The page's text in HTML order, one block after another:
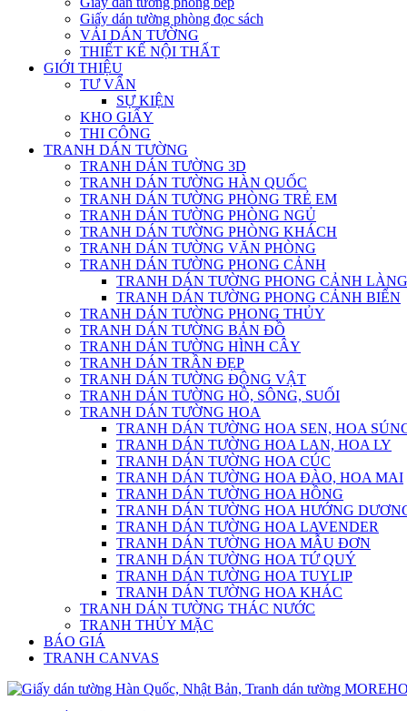
Giấy dán tường phòng đọc sách
VẢI DÁN TƯỜNG
THIẾT KẾ NỘI THẤT
GIỚI THIỆU
TƯ VẤN
SỰ KIỆN
KHO GIẤY
THI CÔNG
TRANH DÁN TƯỜNG
TRANH DÁN TƯỜNG 3D
TRANH DÁN TƯỜNG HÀN QUỐC
TRANH DÁN TƯỜNG PHÒNG TRẺ EM
TRANH DÁN TƯỜNG PHÒNG NGỦ
TRANH DÁN TƯỜNG PHÒNG KHÁCH
TRANH DÁN TƯỜNG VĂN PHÒNG
TRANH DÁN TƯỜNG PHONG CẢNH
TRANH DÁN TƯỜNG PHONG CẢNH
TRANH DÁN TƯỜNG PHONG CẢNH BIỂN
TRANH DÁN TƯỜNG PHONG THỦY
TRANH DÁN TƯỜNG BẢN ĐỒ
TRANH DÁN TƯỜNG HÌNH CÂY
TRANH DÁN TRẦN ĐẸP
TRANH DÁN TƯỜNG ĐỘNG VẬT
TRANH DÁN TƯỜNG HỒ, SÔNG, SUỐI
TRANH DÁN TƯỜNG HOA
TRANH DÁN TƯỜNG HOA SEN, HOA
TRANH DÁN TƯỜNG HOA LAN, HOA LY
TRANH DÁN TƯỜNG HOA CÚC
TRANH DÁN TƯỜNG HOA ĐÀO, HOA MAI
TRANH DÁN TƯỜNG HOA HỒNG
TRANH DÁN TƯỜNG HOA HƯỚNG
TRANH DÁN TƯỜNG HOA LAVENDER
TRANH DÁN TƯỜNG HOA MẪU ĐƠN
TRANH DÁN TƯỜNG HOA TỨ QUÝ
TRANH DÁN TƯỜNG HOA TUYLIP
TRANH DÁN TƯỜNG HOA KHÁC
TRANH DÁN TƯỜNG THÁC NƯỚC
TRANH THỦY MẶC
BÁO GIÁ
TRANH CANVAS